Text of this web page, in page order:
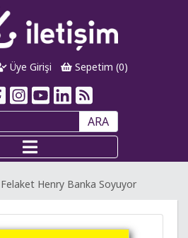
Üye Girişi Sepetim (0)
ARA
Felaket Henry Banka Soyuyor